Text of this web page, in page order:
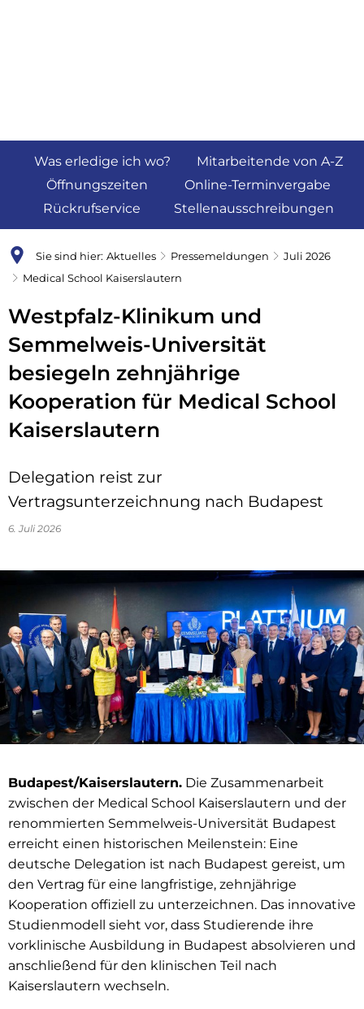
Was erledige ich wo?
Mitarbeitende von A-Z
Öffnungszeiten
Online-Terminvergabe
Rückrufservice
Stellenausschreibungen
Sie sind hier: Aktuelles Pressemeldungen
Juli 2026
Medical School Kaiserslautern
Westpfalz-Klinikum und
Semmelweis-Universität
besiegeln zehnjährige
Kooperation für Medical School
Kaiserslautern
Delegation reist zur
Vertragsunterzeichnung nach Budapest
6. Juli 2026
Budapest/Kaiserslautern. Die Zusammenarbeit
zwischen der Medical School Kaiserslautern und der
renommierten Semmelweis-Universität Budapest
erreicht einen historischen Meilenstein: Eine
deutsche Delegation ist nach Budapest gereist, um
den Vertrag für eine langfristige, zehnjährige
Kooperation offiziell zu unterzeichnen. Das innovative
Studienmodell sieht vor, dass Studierende ihre
vorklinische Ausbildung in Budapest absolvieren und
anschließend für den klinischen Teil nach
Kaiserslautern wechseln.